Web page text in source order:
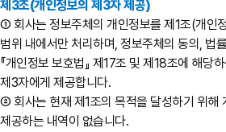
제3조(개인정보의 제3자 제공)
① 회사는 정보주체의 개인정보를 제1조(개인
범위 내에서만 처리하며, 정보주체의 동의, 법
『개인정보 보호법』 제17조 및 제18조에 해당
제3자에게 제공합니다.
② 회사는 현재 제1조의 목적을 달성하기 위해
제공하는 내역이 없습니다.